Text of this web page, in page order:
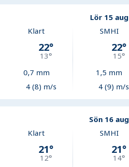
Lör 15 aug
Klart
22°
13°
0,7 mm
4 (8) m/s
SMHI
22°
15°
1,5 mm
4 (9) m/s
Sön 16 aug
Klart
21°
12°
SMHI
21°
14°